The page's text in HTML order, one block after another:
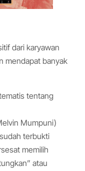
dari karyawan
mendapat banyak
tentang
Mumpuni)
terbukti
memilih
atau